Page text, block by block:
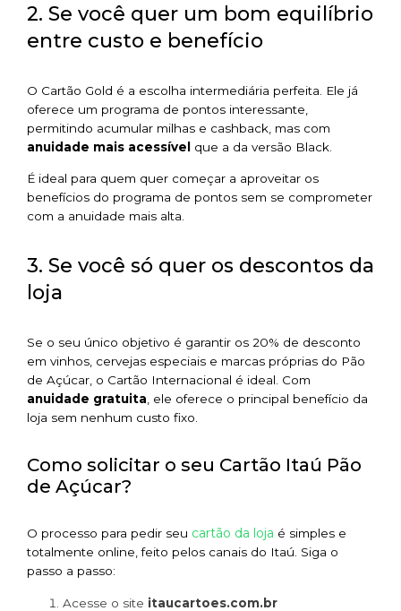
2. Se você quer um bom equilíbrio
entre custo e benefício
O Cartão Gold é a escolha intermediária perfeita. Ele já
oferece um programa de pontos interessante,
permitindo acumular milhas e cashback, mas com
anuidade mais acessível
que a da versão Black.
É ideal para quem quer começar a aproveitar os
benefícios do programa de pontos sem se comprometer
com a anuidade mais alta.
3. Se você só quer os descontos da
loja
Se o seu único objetivo é garantir os 20% de desconto
em vinhos, cervejas especiais e marcas próprias do Pão
de Açúcar, o Cartão Internacional é ideal. Com
anuidade gratuita, ele oferece o principal benefício da
loja sem nenhum custo fixo.
Como solicitar o seu Cartão Itaú Pão
de Açúcar?
O processo para pedir seu cartão da loja é simples e
totalmente online, feito pelos canais do Itaú. Siga o
passo a passo:
Acesse o site itaucartoes.com.br